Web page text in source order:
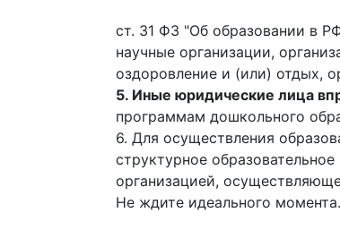
ст. 31 ФЗ "Об образовании в
научные организации,
оздоровление и (или) отдых,
5. Иные юридические лица
программам дошкольного
6. Для осуществления
структурное
организацией,
Не ждите идеального